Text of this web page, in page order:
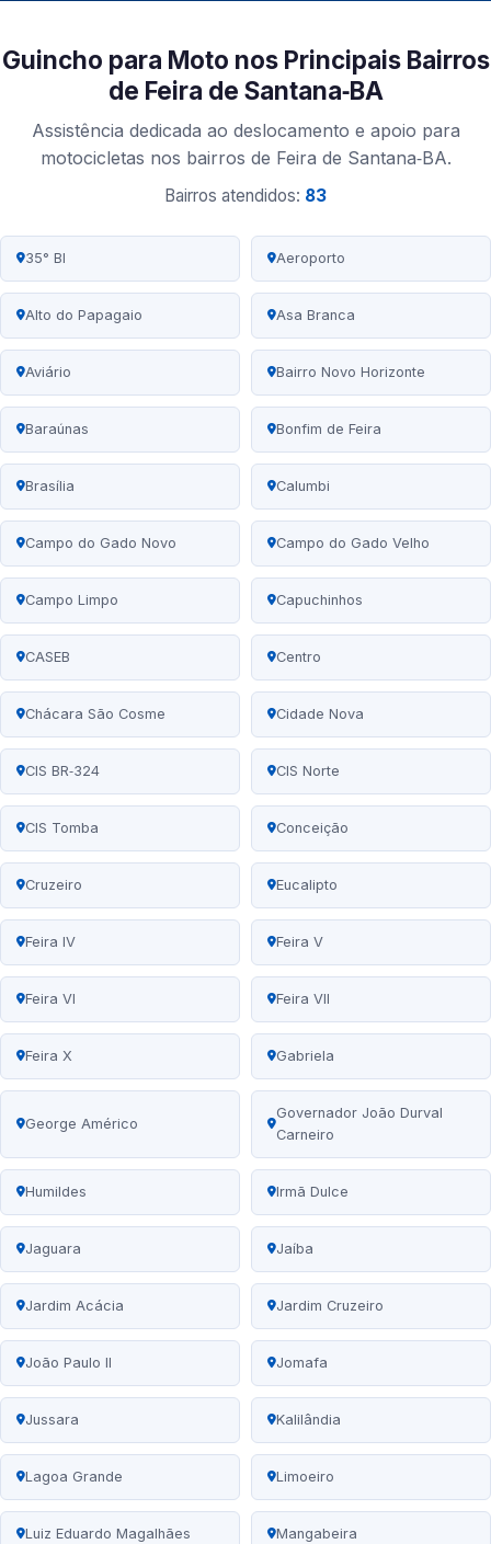
Guincho para Moto nos Principais Bairros
de Feira de Santana‑BA
Assistência dedicada ao deslocamento e apoio para
motocicletas nos bairros de Feira de Santana‑BA.
Bairros atendidos: 83
35° BI Aeroporto
Alto do Papagaio Asa Branca
Aviário Bairro Novo Horizonte
Baraúnas Bonfim de Feira
Brasília Calumbi
Campo do Gado Novo Campo do Gado Velho
Campo Limpo Capuchinhos
CASEB Centro
Chácara São Cosme Cidade Nova
CIS BR‑324 CIS Norte
CIS Tomba Conceição
Cruzeiro Eucalipto
Feira IV Feira V
Feira VI Feira VII
Feira X Gabriela
George Américo
Governador João Durval
Carneiro
Humildes Irmã Dulce
Jaguara Jaíba
Jardim Acácia Jardim Cruzeiro
João Paulo II Jomafa
Jussara Kalilândia
Lagoa Grande Limoeiro
Luiz Eduardo Magalhães Mangabeira